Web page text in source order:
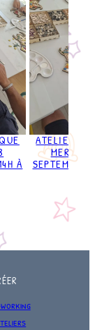
À
ATELIER
SEPTEMBRE